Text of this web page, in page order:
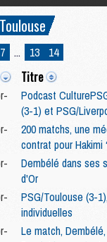
7 ... 13 14
Titre
Podcast
(3-1) et PSG/
200 matchs, une
contrat pour Hakimi
Dembélé dans ses
d'Or
PSG/Toulouse (3-
individuelles
Le match,